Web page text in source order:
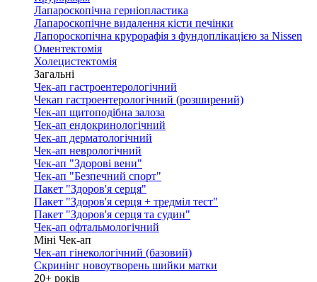
Лапароскопічна герніопластика
Лапароскопічне видалення кісти печінки
Лапороскопічна крурорафія з фундоплікацією за Nissen
Оментектомія
Холецистектомія
Загальні
Чек-ап гастроентерологічний
Чекап гастроентерологічний (розширений)
Чек-ап щитоподібна залоза
Чек-ап ендокринологічний
Чек-ап дерматологічний
Чек-ап неврологічний
Чек-ап "Здорові вени"
Чек-ап "Безпечний спорт"
Пакет "Здоров'я серця"
Пакет "Здоров'я серця + тредміл тест"
Пакет "Здоров'я серця та судин"
Чек-ап офтальмологічний
Міні Чек-ап
Чек-ап гінекологічний (базовий)
Скринінг новоутворень шийки матки
20+ років